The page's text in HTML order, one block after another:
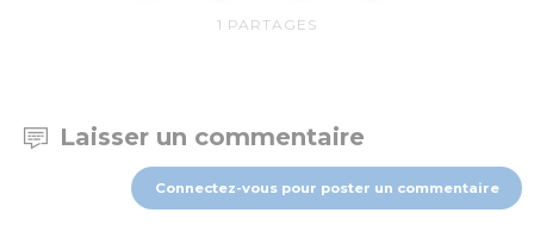
1 PARTAGES
Laisser un commentaire
Connectez-vous pour poster un commentaire